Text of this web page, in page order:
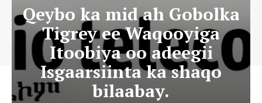
Qeybo ka mid ah Gobolka
Tigrey ee Waqooyiga
Itoobiya oo adeegii
Isgaarsiinta ka shaqo
bilaabay.